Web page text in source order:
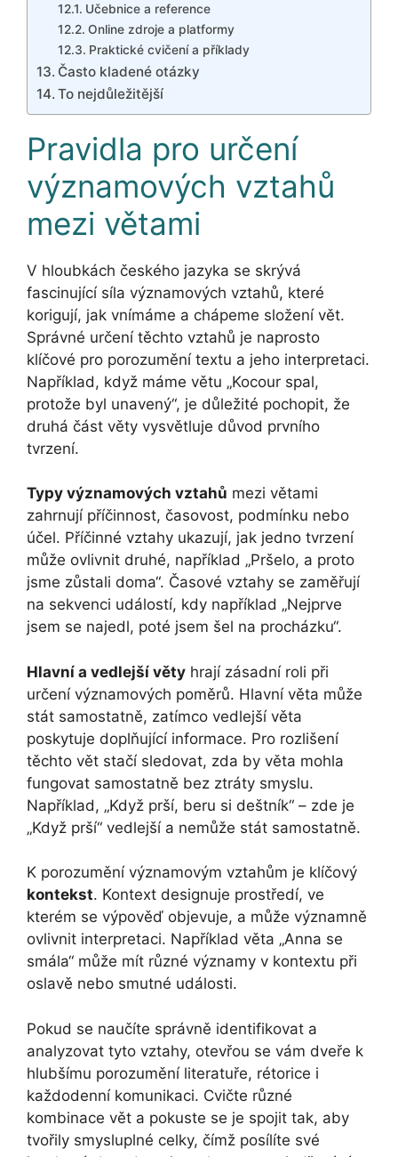
Učebnice a reference
Online zdroje a platformy
Praktické cvičení a příklady
Často kladené otázky
To nejdůležitější
Pravidla pro určení
významových vztahů
mezi větami
V hloubkách českého jazyka se skrývá
fascinující síla významových vztahů, které
korigují, jak vnímáme a chápeme složení vět.
Správné určení těchto vztahů je naprosto
klíčové pro porozumění textu a jeho interpretaci.
Například, když máme větu „Kocour spal,
protože byl unavený“, je důležité pochopit, že
druhá část věty vysvětluje důvod prvního
tvrzení.
Typy významových vztahů mezi větami
zahrnují příčinnost, časovost, podmínku nebo
účel. Příčinné vztahy ukazují, jak jedno tvrzení
může ovlivnit druhé, například „Pršelo, a proto
jsme zůstali doma“. Časové vztahy se zaměřují
na sekvenci událostí, kdy například „Nejprve
jsem se najedl, poté jsem šel na procházku“.
Hlavní a vedlejší věty hrají zásadní roli při
určení významových poměrů. Hlavní věta může
stát samostatně, zatímco vedlejší věta
poskytuje doplňující informace. Pro rozlišení
těchto vět stačí sledovat, zda by věta mohla
fungovat samostatně bez ztráty smyslu.
Například, „Když prší, beru si deštník“ – zde je
„Když prší“ vedlejší a nemůže stát samostatně.
K porozumění významovým vztahům je klíčový
kontekst. Kontext designuje prostředí, ve
kterém se výpověď objevuje, a může významně
ovlivnit interpretaci. Například věta „Anna se
smála“ může mít různé významy v kontextu při
oslavě nebo smutné události.
Pokud se naučíte správně identifikovat a
analyzovat tyto vztahy, otevřou se vám dveře k
hlubšímu porozumění literatuře, rétorice i
každodenní komunikaci. Cvičte různé
kombinace vět a pokuste se je spojit tak, aby
tvořily smysluplné celky, čímž posílíte své